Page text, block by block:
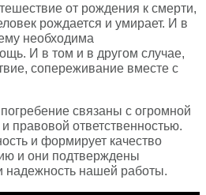
от рождения к смерти,
рождается и умирает. И в
необходима
И в том и в другом случае,
сопереживание вместе с
связаны с огромной
правовой ответственностью.
и формирует качество
и они подтверждены
надежность нашей работы.